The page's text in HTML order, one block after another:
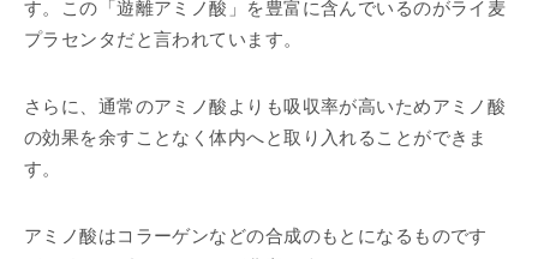
す。この「遊離アミノ酸」を豊富に含んでいるのがライ麦
プラセンタだと言われています。
さらに、通常のアミノ酸よりも吸収率が高いためアミノ酸
の効果を余すことなく体内へと取り入れることができま
す。
アミノ酸はコラーゲンなどの合成のもとになるものです